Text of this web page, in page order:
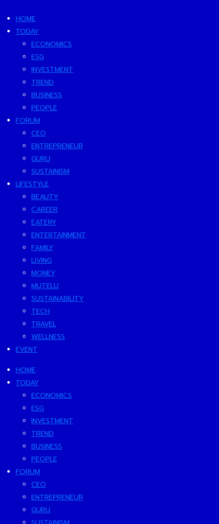
HOME
TODAY
ECONOMICS
ESG
INVESTMENT
TREND
BUSINESS
PEOPLE
FORUM
CEO
ENTREPRENEUR
GURU
SUSTAINISM
LIFESTYLE
BEAUTY
CAREER
EATERY
ENTERTAINMENT
FAMILY
LIVING
MONEY
MUTELU
SUSTAINABILITY
TECH
TRAVEL
WELLNESS
EVENT
HOME
TODAY
ECONOMICS
ESG
INVESTMENT
TREND
BUSINESS
PEOPLE
FORUM
CEO
ENTREPRENEUR
GURU